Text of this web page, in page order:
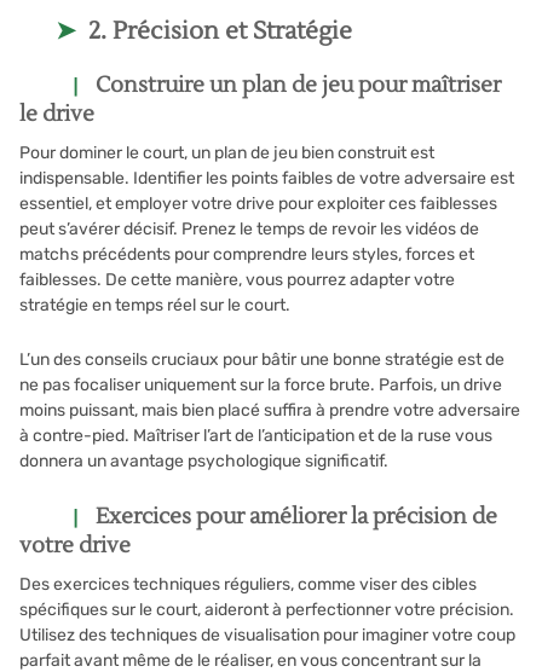
2. Précision et Stratégie
Construire un plan de jeu pour maîtriser
le drive
Pour dominer le court, un plan de jeu bien construit est
indispensable. Identifier les points faibles de votre adversaire est
essentiel, et employer votre drive pour exploiter ces faiblesses
peut s’avérer décisif. Prenez le temps de revoir les vidéos de
matchs précédents pour comprendre leurs styles, forces et
faiblesses. De cette manière, vous pourrez adapter votre
stratégie en temps réel sur le court.
L’un des conseils cruciaux pour bâtir une bonne stratégie est de
ne pas focaliser uniquement sur la force brute. Parfois, un drive
moins puissant, mais bien placé suffira à prendre votre adversaire
à contre-pied. Maîtriser l’art de l’anticipation et de la ruse vous
donnera un avantage psychologique significatif.
Exercices pour améliorer la précision de
votre drive
Des exercices techniques réguliers, comme viser des cibles
spécifiques sur le court, aideront à perfectionner votre précision.
Utilisez des techniques de visualisation pour imaginer votre coup
parfait avant même de le réaliser, en vous concentrant sur la